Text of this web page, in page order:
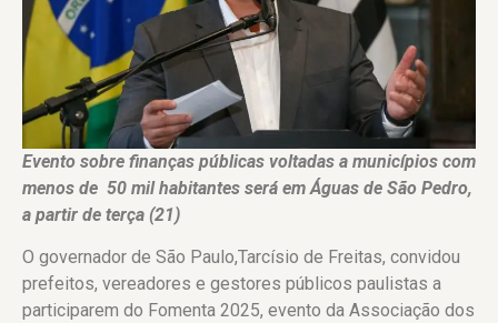
Evento sobre finanças públicas voltadas a municípios com
menos de 50 mil habitantes será em Águas de São Pedro,
a partir de terça (21)
O governador de São Paulo,Tarcísio de Freitas, convidou
prefeitos, vereadores e gestores públicos paulistas a
participarem do Fomenta 2025, evento da Associação dos